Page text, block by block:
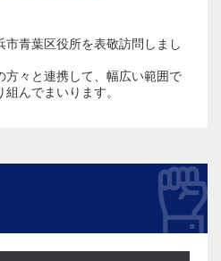
市青葉区役所を表敬訪問しまし
方々と連携して、幅広い範囲で
んでまいります。